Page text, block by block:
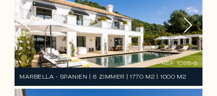
MARBELLA - SPANIEN | 6 ZIMMER | 1770 M2 | 1000 M2
REF 1095-S